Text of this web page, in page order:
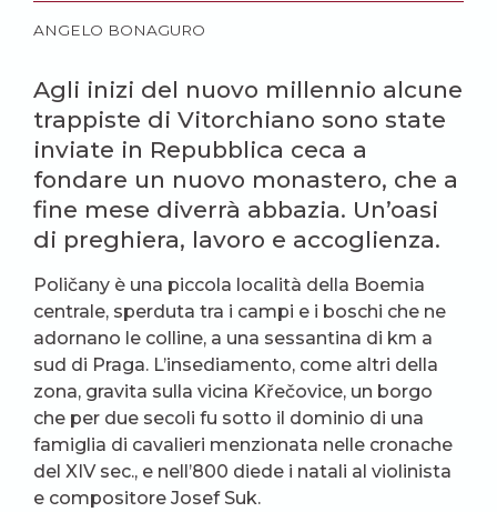
ANGELO BONAGURO
Agli inizi del nuovo millennio alcune
trappiste di Vitorchiano sono state
inviate in Repubblica ceca a
fondare un nuovo monastero, che a
fine mese diverrà abbazia. Un’oasi
di preghiera, lavoro e accoglienza.
Poličany è una piccola località della Boemia
centrale, sperduta tra i campi e i boschi che ne
adornano le colline, a una sessantina di km a
sud di Praga. L’insediamento, come altri della
zona, gravita sulla vicina Křečovice, un borgo
che per due secoli fu sotto il dominio di una
famiglia di cavalieri menzionata nelle cronache
del XIV sec., e nell’800 diede i natali al violinista
e compositore Josef Suk.